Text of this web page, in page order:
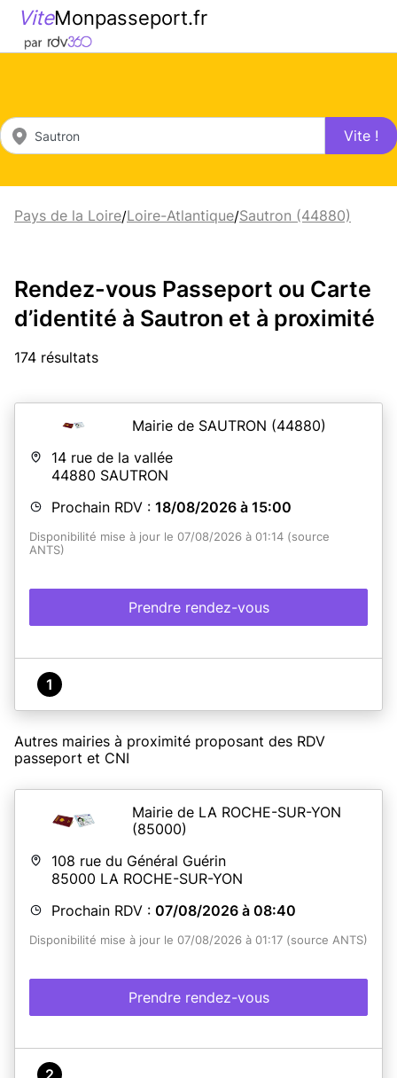
ViteMonpasseport.fr
Vite !
Pays de la Loire/Loire-Atlantique/Sautron (44880)
Rendez-vous Passeport ou Carte
d’identité à Sautron et à proximité
174 résultats
Mairie de SAUTRON (44880)
14 rue de la vallée
44880 SAUTRON
Prochain RDV : 18/08/2026 à 15:00
Disponibilité mise à jour le 07/08/2026 à 01:14 (source
ANTS)
Prendre rendez-vous
1
Autres mairies à proximité proposant des RDV
passeport et CNI
Mairie de LA ROCHE-SUR-YON
(85000)
108 rue du Général Guérin
85000 LA ROCHE-SUR-YON
Prochain RDV : 07/08/2026 à 08:40
Disponibilité mise à jour le 07/08/2026 à 01:17 (source ANTS)
Prendre rendez-vous
2